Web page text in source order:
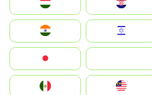
Hrvatska
Magyarország
Indonesia
South Korea